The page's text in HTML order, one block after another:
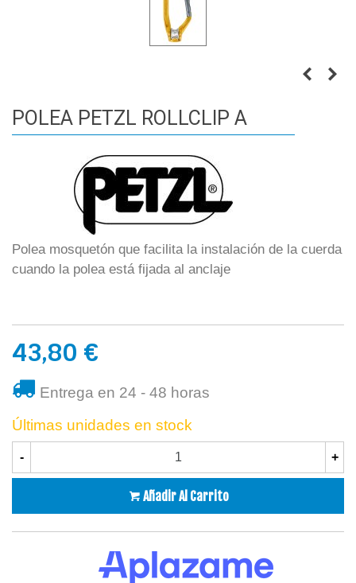
POLEA PETZL ROLLCLIP A
Polea mosquetón que facilita la instalación de la cuerda
cuando la polea está fijada al anclaje
43,80 €
Entrega en 24 - 48 horas
Últimas unidades en stock
- +
Añadir Al Carrito